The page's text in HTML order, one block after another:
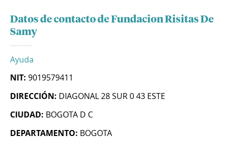
Datos de contacto de Fundacion Risitas De
Samy
Ayuda
NIT: 9019579411
DIRECCIÓN: DIAGONAL 28 SUR 0 43 ESTE
CIUDAD: BOGOTA D C
DEPARTAMENTO: BOGOTA